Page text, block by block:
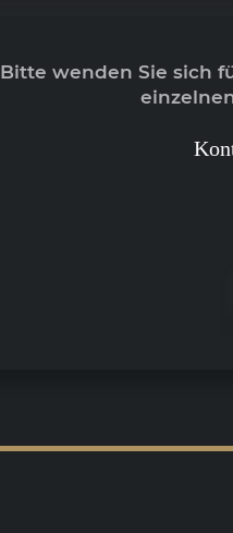
Bitte wenden Sie sich